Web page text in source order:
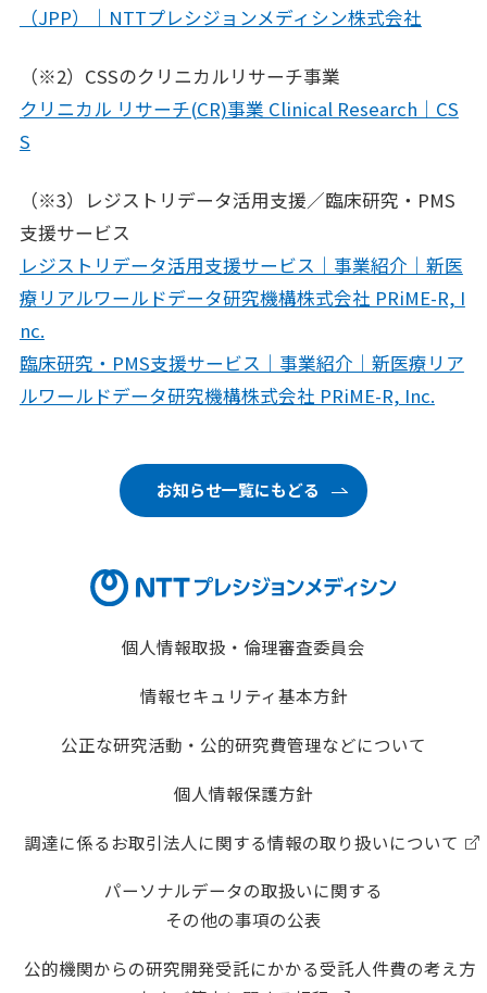
（JPP）｜NTTプレシジョンメディシン株式会社
（※2）CSSのクリニカルリサーチ事業
クリニカル リサーチ(CR)事業 Clinical Research｜CS
S
（※3）レジストリデータ活用支援／臨床研究・PMS
支援サービス
レジストリデータ活用支援サービス｜事業紹介｜新医
療リアルワールドデータ研究機構株式会社 PRiME-R, I
nc.
臨床研究・PMS支援サービス｜事業紹介｜新医療リア
ルワールドデータ研究機構株式会社 PRiME-R, Inc.
お知らせ一覧にもどる
個人情報取扱・倫理審査委員会
情報セキュリティ基本方針
公正な研究活動・公的研究費管理などについて
個人情報保護方針
調達に係るお取引法人に関する情報の取り扱いについて
パーソナルデータの取扱いに関する
その他の事項の公表
公的機関からの研究開発受託にかかる受託人件費の考え方